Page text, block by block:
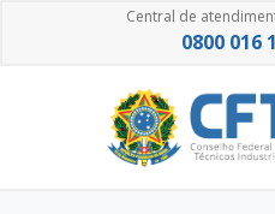
Central de
0800 016